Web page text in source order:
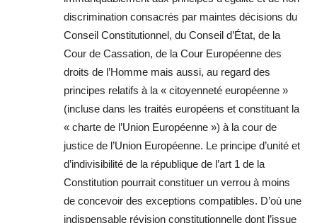
discrimination consacrés par maintes décisions du
Conseil Constitutionnel, du Conseil d’État, de la
Cour de Cassation, de la Cour Européenne des
droits de l’Homme mais aussi, au regard des
principes relatifs à la « citoyenneté européenne »
(incluse dans les traités européens et constituant la
« charte de l’Union Européenne ») à la cour de
justice de l’Union Européenne. Le principe d’unité et
d’indivisibilité de la république de l’art 1 de la
Constitution pourrait constituer un verrou à moins
de concevoir des exceptions compatibles. D’où une
indispensable révision constitutionnelle dont l’issue